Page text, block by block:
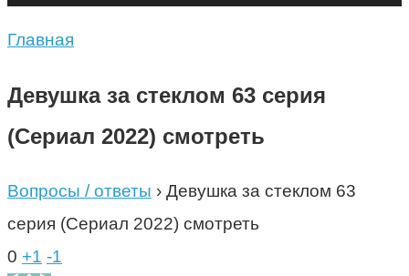
Главная
Девушка за стеклом 63 серия
(Сериал 2022) смотреть
Вопросы / ответы › Девушка за стеклом 63
серия (Сериал 2022) смотреть
0 +1 -1